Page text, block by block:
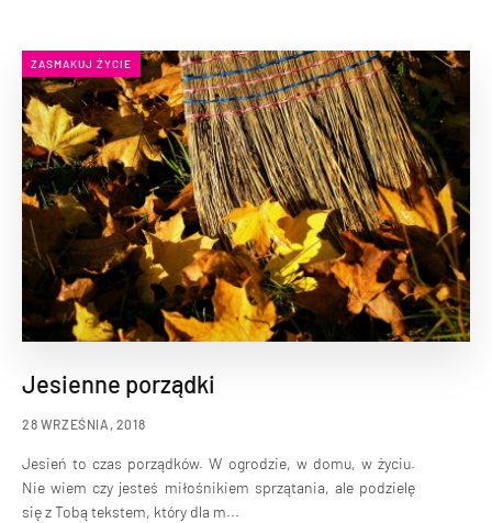
ZASMAKUJ ŻYCIE
Jesienne porządki
28 WRZEŚNIA, 2018
Jesień to czas porządków. W ogrodzie, w domu, w życiu.
Nie wiem czy jesteś miłośnikiem sprzątania, ale podzielę
się z Tobą tekstem, który dla m...